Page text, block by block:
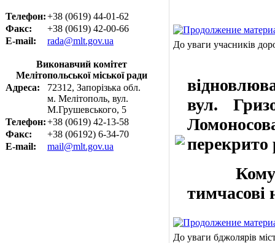
Телефон:+38 (0619) 44-01-62
Факс:
+38 (0619) 42-00-66
E-mail:
rada@mlt.gov.ua
Виконавчий комітет
Мелітопольської міської ради
Адреса:
72312, Запорізька обл.
м. Мелітополь, вул.
М.Грушевського, 5
Телефон:+38 (0619) 42-13-58
Факс:
+38 (06192) 6-34-70
E-mail:
mail@mlt.gov.ua
До уваги учасників
вул.
перекрито
тимчасові
До уваги бджолярів